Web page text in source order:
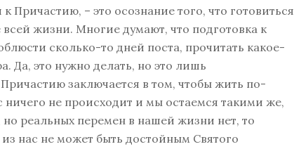
– это осознание того, что готовиться
жизни. Многие думают, что подготовка к
сколько-то дней поста, прочитать какое-
Да, это нужно делать, но это лишь
заключается в том, чтобы жить по-
не происходит и мы остаемся такими же,
реальных перемен в нашей жизни нет, то
нас не может быть достойным Святого